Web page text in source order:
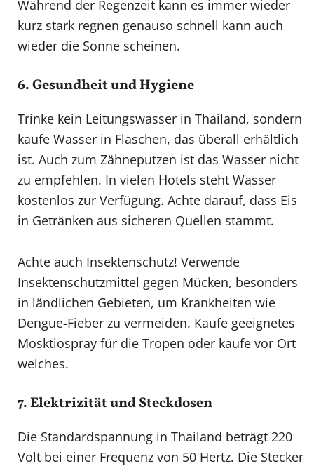
Während der Regenzeit kann es immer wieder
kurz stark regnen genauso schnell kann auch
wieder die Sonne scheinen.
6. Gesundheit und Hygiene
Trinke kein Leitungswasser in Thailand, sondern
kaufe Wasser in Flaschen, das überall erhältlich
ist. Auch zum Zähneputzen ist das Wasser nicht
zu empfehlen. In vielen Hotels steht Wasser
kostenlos zur Verfügung. Achte darauf, dass Eis
in Getränken aus sicheren Quellen stammt.
Achte auch Insektenschutz! Verwende
Insektenschutzmittel gegen Mücken, besonders
in ländlichen Gebieten, um Krankheiten wie
Dengue-Fieber zu vermeiden. Kaufe geeignetes
Mosktiospray für die Tropen oder kaufe vor Ort
welches.
7. Elektrizität und Steckdosen
Die Standardspannung in Thailand beträgt 220
Volt bei einer Frequenz von 50 Hertz. Die Stecker